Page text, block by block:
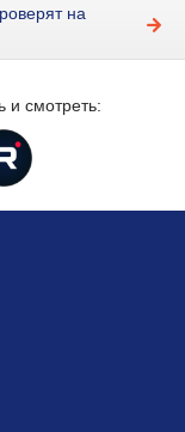
на
и смотреть: